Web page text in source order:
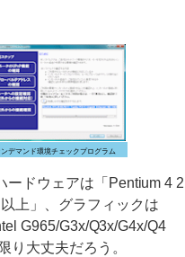
ンデマンド環境チェックプログラム
ドウェアは「Pentium 4 2
上」、グラフィックは
G965/G3x/Q3x/G4x/Q4
り大丈夫だろう。